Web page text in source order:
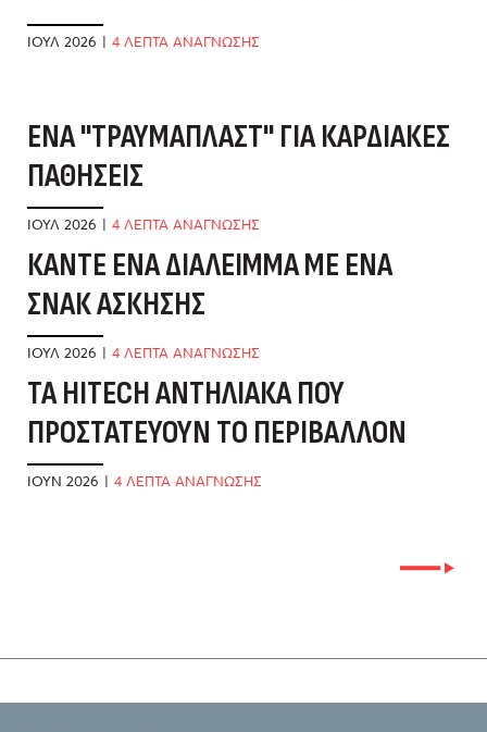
ΙΟΎΛ 2026 | 4 ΛΕΠΤΑ ΑΝΑΓΝΩΣΗΣ
ΈΝΑ "ΤΡΑΥΜΑΠΛΆΣΤ" ΓΙΑ ΚΑΡΔΙΑΚΈΣ
ΠΑΘΉΣΕΙΣ
ΙΟΎΛ 2026 | 4 ΛΕΠΤΑ ΑΝΑΓΝΩΣΗΣ
ΚΆΝΤΕ ΈΝΑ ΔΙΆΛΕΙΜΜΑ ΜΕ ΈΝΑ
ΣΝΑΚ ΆΣΚΗΣΗΣ
ΙΟΎΛ 2026 | 4 ΛΕΠΤΑ ΑΝΑΓΝΩΣΗΣ
ΤΑ HITECH ΑΝΤΗΛΙΑΚΆ ΠΟΥ
ΠΡΟΣΤΑΤΕΎΟΥΝ ΤΟ ΠΕΡΙΒΆΛΛΟΝ
ΙΟΎΝ 2026 | 4 ΛΕΠΤΑ ΑΝΑΓΝΩΣΗΣ